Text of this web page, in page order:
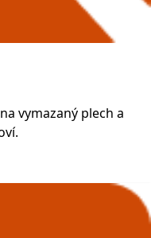
vymazaný plech a